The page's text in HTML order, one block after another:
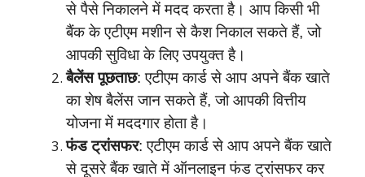
से पैसे निकालने में मदद करता है। आप किसी भी
बैंक के एटीएम मशीन से कैश निकाल सकते हैं, जो
आपकी सुविधा के लिए उपयुक्त है।
बैलेंस पूछताछ: एटीएम कार्ड से आप अपने बैंक खाते
का शेष बैलेंस जान सकते हैं, जो आपकी वित्तीय
योजना में मददगार होता है।
फंड ट्रांसफर: एटीएम कार्ड से आप अपने बैंक खाते
से दूसरे बैंक खाते में ऑनलाइन फंड ट्रांसफर कर